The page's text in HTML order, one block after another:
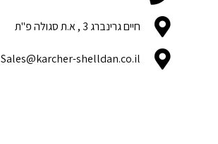
חיים גרינברג 3 , א.ת סגולה פ"ת
Sales@karcher-shelldan.co.il